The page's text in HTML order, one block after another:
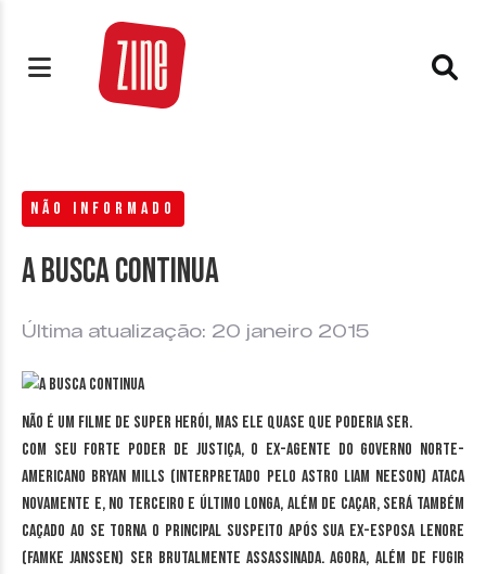
NÃO INFORMADO
A busca continua
Última atualização: 20 janeiro 2015
Não é um filme de super herói, mas ele quase que poderia ser.
Com seu forte poder de justiça, o ex-agente do governo norte-
americano Bryan Mills (interpretado pelo astro Liam Neeson) ataca
novamente e, no terceiro e último longa, além de caçar, será também
caçado ao se torna o principal suspeito após sua ex-esposa Lenore
(Famke Janssen) ser brutalmente assassinada. Agora, além de fugir